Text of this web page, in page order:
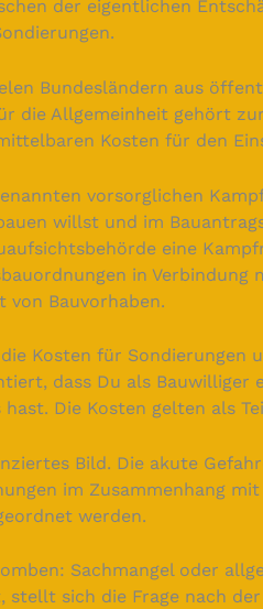
der eigentlichen
Bundesländern aus
die Allgemeinheit gehört
Kosten für den
vorsorglichen
willst und im
eine
in Verbindung
von Bauvorhaben.
Kosten für Sondierungen
dass Du als Bauwilliger
Die Kosten gelten als
Bild. Die akute
im Zusammenhang
werden.
Sachmangel oder
stellt sich die Frage nach